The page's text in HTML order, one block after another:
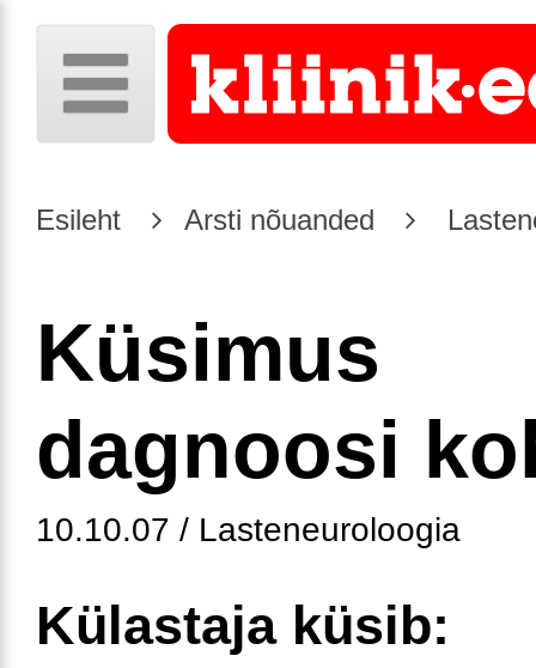
Esileht Arsti nõuanded
Küsimus
dagnoosi
10.10.07 / Lasteneuroloogia
Külastaja küsib: